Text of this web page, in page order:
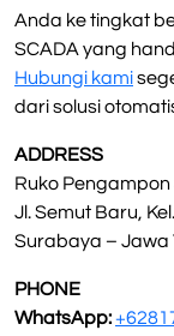
Anda ke tingkat
SCADA yang
Hubungi kami
dari solusi
ADDRESS
Ruko Pengampon
Jl. Semut Baru,
Surabaya – Jawa
PHONE
WhatsApp: